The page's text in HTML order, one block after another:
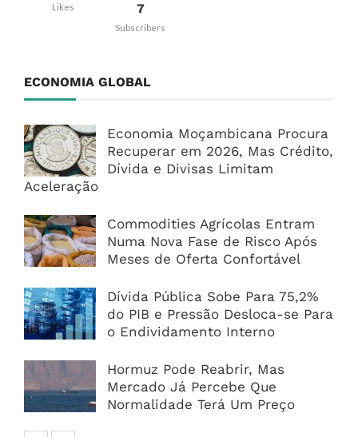
Likes 7
Subscribers
ECONOMIA GLOBAL
Economia Moçambicana Procura
Recuperar em 2026, Mas Crédito,
Dívida e Divisas Limitam
Aceleração
Commodities Agrícolas Entram
Numa Nova Fase de Risco Após
Meses de Oferta Confortável
Dívida Pública Sobe Para 75,2%
do PIB e Pressão Desloca-se Para
o Endividamento Interno
Hormuz Pode Reabrir, Mas
Mercado Já Percebe Que
Normalidade Terá Um Preço